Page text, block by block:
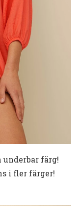
färg!
i fler färger!